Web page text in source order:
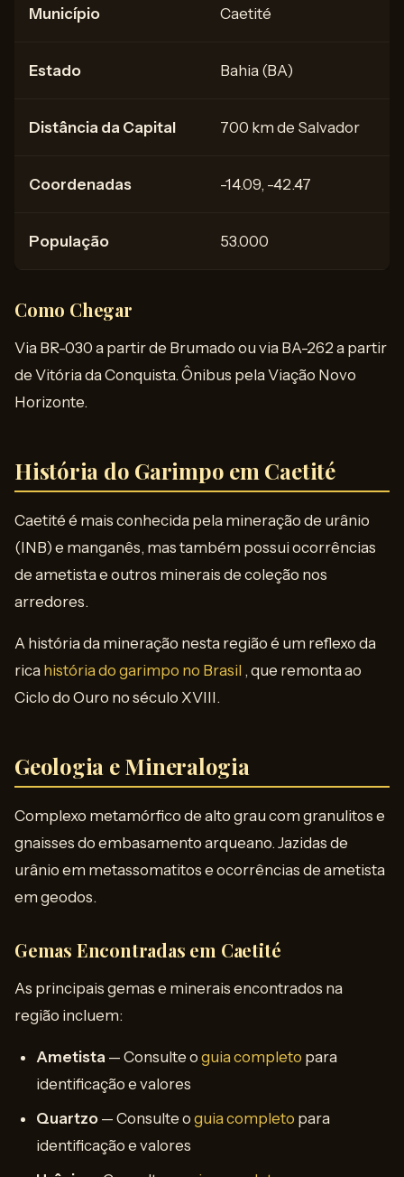
Município Caetité
Estado Bahia (BA)
Distância da Capital 700 km de Salvador
Coordenadas -14.09, -42.47
População 53.000
Como Chegar
Via BR-030 a partir de Brumado ou via BA-262 a partir
de Vitória da Conquista. Ônibus pela Viação Novo
Horizonte.
História do Garimpo em Caetité
Caetité é mais conhecida pela mineração de urânio
(INB) e manganês, mas também possui ocorrências
de ametista e outros minerais de coleção nos
arredores.
A história da mineração nesta região é um reflexo da
rica história do garimpo no Brasil , que remonta ao
Ciclo do Ouro no século XVIII.
Geologia e Mineralogia
Complexo metamórfico de alto grau com granulitos e
gnaisses do embasamento arqueano. Jazidas de
urânio em metassomatitos e ocorrências de ametista
em geodos.
Gemas Encontradas em Caetité
As principais gemas e minerais encontrados na
região incluem:
Ametista — Consulte o guia completo para
identificação e valores
Quartzo — Consulte o guia completo para
identificação e valores